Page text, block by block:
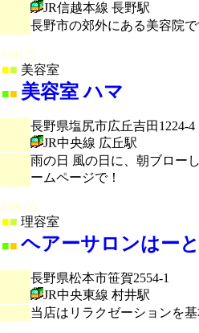
JR信越本線 長野駅
長野市の郊外にある美容院
■ 美容室
■■ 美容室 ハマ
長野県塩尻市広丘吉田1224-4
JR中央線 広丘駅
雨の日 風の日に、朝ブロー
ームページで！
■ 理容室
■■ ヘアーサロンはーと
長野県松本市笹賀2554-1
JR中央東線 村井駅
当店はリラクゼーションを